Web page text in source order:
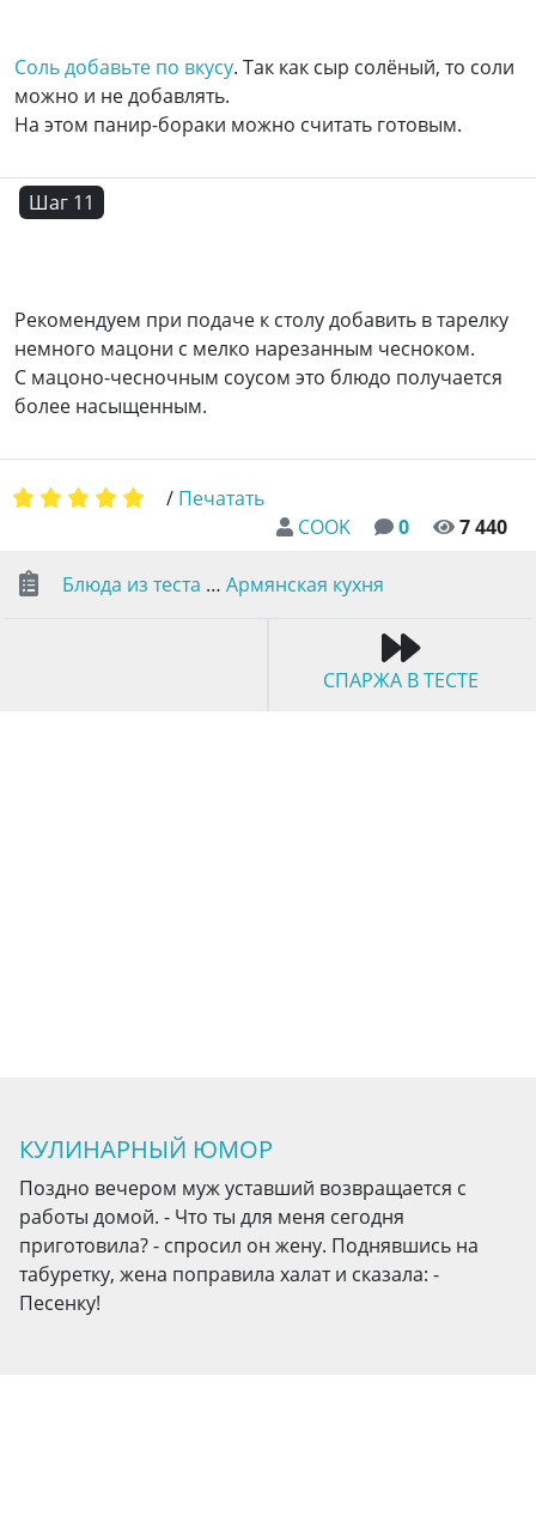
Соль добавьте по вкусу. Так как сыр солёный, то соли
можно и не добавлять.
На этом панир-бораки можно считать готовым.
Шаг 11
Рекомендуем при подаче к столу добавить в тарелку
немного мацони с мелко нарезанным чесноком.
С мацоно-чесночным соусом это блюдо получается
более насыщенным.
COOK 0 7 440
/ Печатать
Блюда из теста … Армянская кухня
СПАРЖА В ТЕСТЕ
КУЛИНАРНЫЙ ЮМОР
Поздно вечером муж уставший возвращается с
работы домой. - Что ты для меня сегодня
приготовила? - спросил он жену. Поднявшись на
табуретку, жена поправила халат и сказала: -
Песенку!